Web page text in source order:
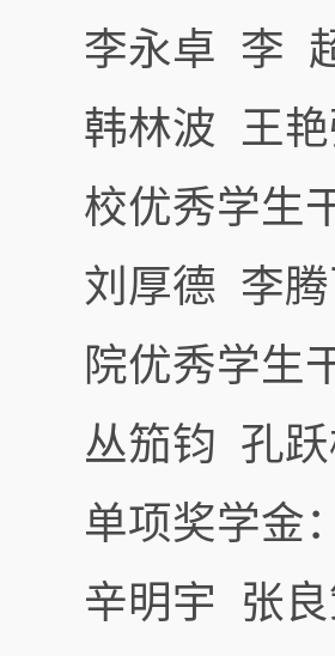
李永卓 李
韩林波 王艳
校优秀学生
刘厚德 李
院优秀学生
丛笳钧 孔跃
单项奖学金：
辛明宇 张良